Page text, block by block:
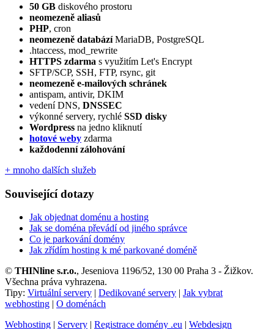
50 GB diskového prostoru
neomezeně aliasů
PHP, cron
neomezeně databázíMariaDB, PostgreSQL
.htaccess, mod_rewrite
HTTPS zdarma s využitím Let's Encrypt
SFTP/SCP, SSH, FTP, rsync, git
neomezeně e‑mailových schránek
antispam, antivir, DKIM
vedení DNS, DNSSEC
výkonné servery, rychlé SSD disky
Wordpress na jedno kliknutí
hotové weby zdarma
každodenní zálohování
+ mnoho dalších služeb
Související dotazy
Jak objednat doménu a hosting
Jak se doména převádí od jiného správce
Co je parkování domény
Jak zřídím hosting k mé parkované doméně
© THINline s.r.o., Jeseniova 1196/52, 130 00 Praha 3 - Žižkov.
Všechna práva vyhrazena.
Tipy: Virtuální servery | Dedikované servery | Jak vybrat
webhosting | O doménách
Webhosting | Servery | Registrace domény .eu | Webdesign